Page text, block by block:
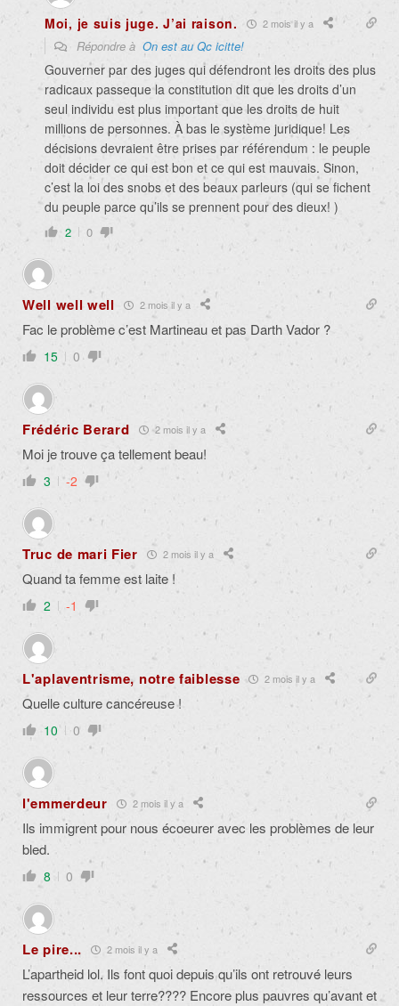
Moi, je suis juge. J’ai raison. 2 mois il y a
Répondre à On est au Qc icitte!
Gouverner par des juges qui défendront les droits des plus
radicaux passeque la constitution dit que les droits d’un
seul individu est plus important que les droits de huit
millions de personnes. À bas le système juridique! Les
décisions devraient être prises par référendum : le peuple
doit décider ce qui est bon et ce qui est mauvais. Sinon,
c’est la loi des snobs et des beaux parleurs (qui se fichent
du peuple parce qu’ils se prennent pour des dieux! )
2 0
Well well well 2 mois il y a
Fac le problème c’est Martineau et pas Darth Vador ?
15 0
Frédéric Berard 2 mois il y a
Moi je trouve ça tellement beau!
3 -2
Truc de mari Fier 2 mois il y a
Quand ta femme est laite !
2 -1
L'aplaventrisme, notre faiblesse 2 mois il y a
Quelle culture cancéreuse !
10 0
l'emmerdeur 2 mois il y a
Ils immigrent pour nous écoeurer avec les problèmes de leur
bled.
8 0
Le pire... 2 mois il y a
L’apartheid lol. Ils font quoi depuis qu’ils ont retrouvé leurs
ressources et leur terre???? Encore plus pauvres qu’avant et